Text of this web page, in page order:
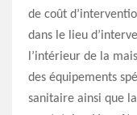
de coût
dans le lieu
l’intérieur de la
des équipements
sanitaire ainsi que